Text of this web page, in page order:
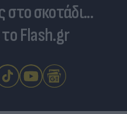
στο σκοτάδι...
Flash.gr